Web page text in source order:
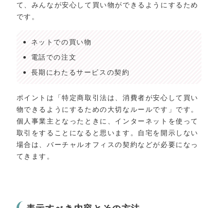
て、みんなが安心して買い物ができるようにするため
です。
ネットでの買い物
電話での注文
長期にわたるサービスの契約
ポイントは「特定商取引法は、消費者が安心して買い
物できるようにするための大切なルールです」です。
個人事業主となったときに、インターネットを使って
取引をすることになると思います。自宅を開示しない
場合は、バーチャルオフィスの契約などが必要になっ
てきます。